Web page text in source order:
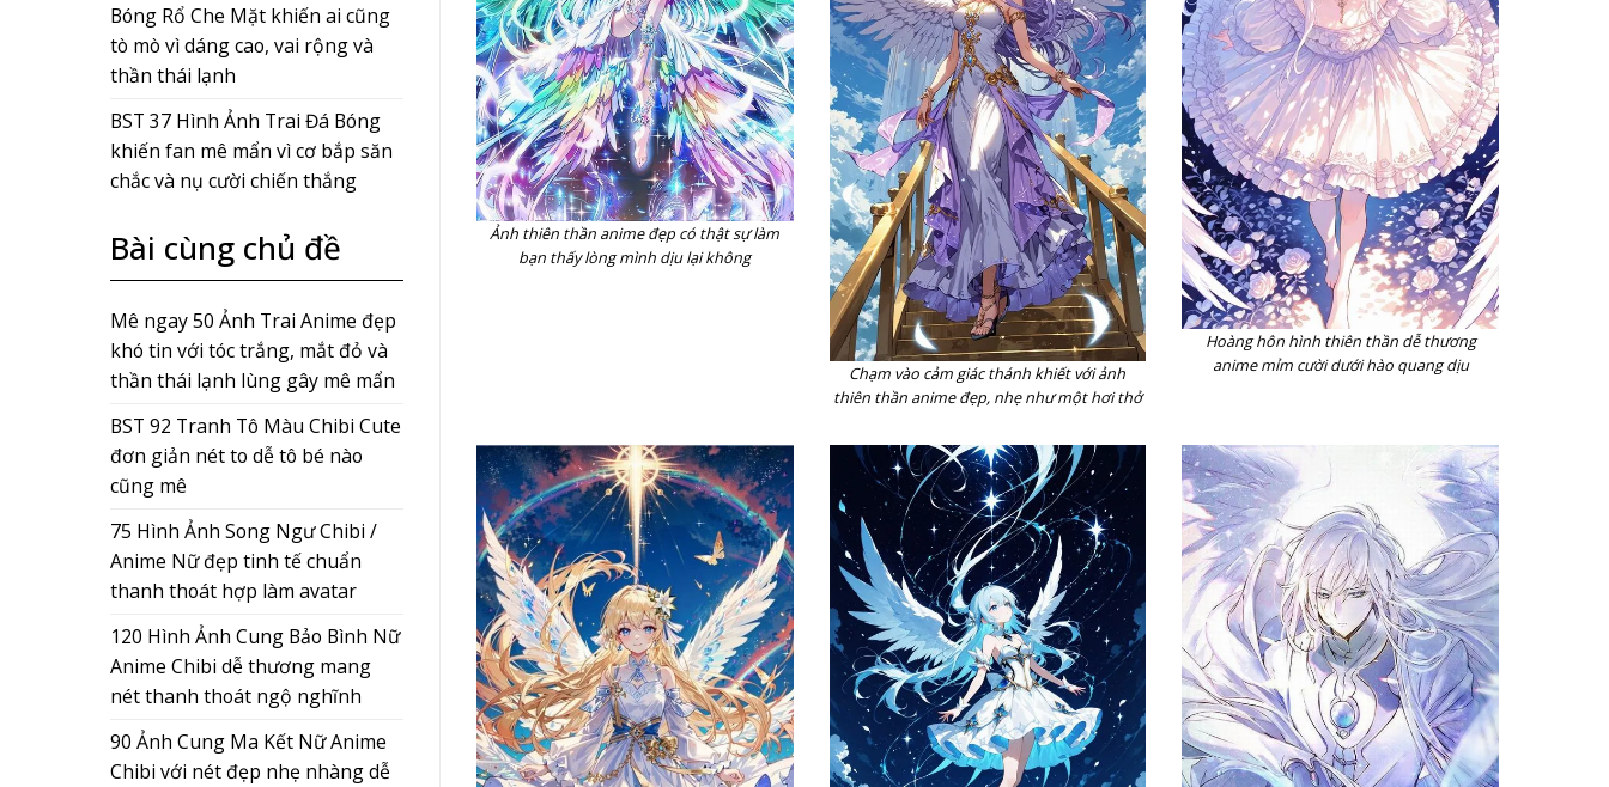
Bóng Rổ Che Mặt khiến ai cũng
tò mò vì dáng cao, vai rộng và
thần thái lạnh
BST 37 Hình Ảnh Trai Đá Bóng
khiến fan mê mẩn vì cơ bắp săn
chắc và nụ cười chiến thắng
Bài cùng chủ đề
Mê ngay 50 Ảnh Trai Anime đẹp
khó tin với tóc trắng, mắt đỏ và
thần thái lạnh lùng gây mê mẩn
BST 92 Tranh Tô Màu Chibi Cute
đơn giản nét to dễ tô bé nào
cũng mê
75 Hình Ảnh Song Ngư Chibi /
Anime Nữ đẹp tinh tế chuẩn
thanh thoát hợp làm avatar
120 Hình Ảnh Cung Bảo Bình Nữ
Anime Chibi dễ thương mang
nét thanh thoát ngộ nghĩnh
90 Ảnh Cung Ma Kết Nữ Anime
Chibi với nét đẹp nhẹ nhàng dễ
Ảnh thiên thần anime đẹp có thật sự làm
bạn thấy lòng mình dịu lại không
Chạm vào cảm giác thánh khiết với ảnh
thiên thần anime đẹp, nhẹ như một hơi thở
Hoàng hôn hình thiên thần dễ thương
anime mỉm cười dưới hào quang dịu